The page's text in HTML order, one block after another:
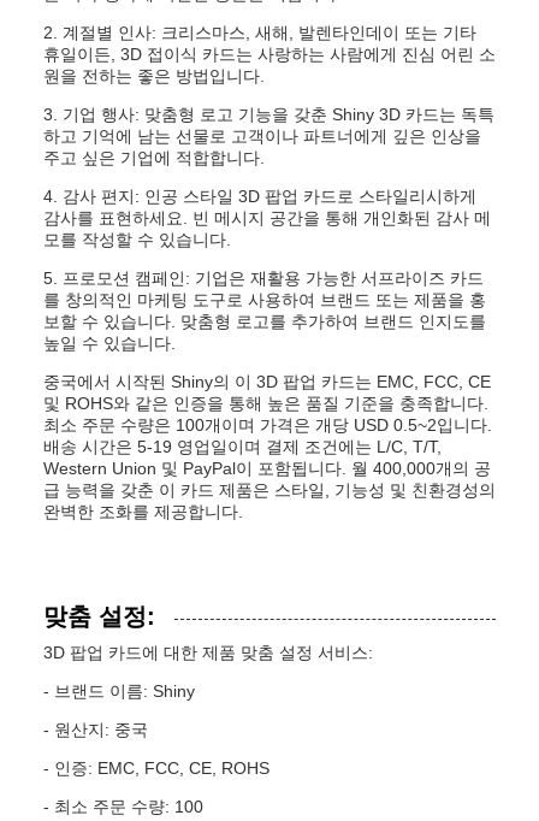
2. 계절별 인사: 크리스마스, 새해, 발렌타인데이 또는 기타
휴일이든, 3D 접이식 카드는 사랑하는 사람에게 진심 어린 소
원을 전하는 좋은 방법입니다.
3. 기업 행사: 맞춤형 로고 기능을 갖춘 Shiny 3D 카드는 독특
하고 기억에 남는 선물로 고객이나 파트너에게 깊은 인상을
주고 싶은 기업에 적합합니다.
4. 감사 편지: 인공 스타일 3D 팝업 카드로 스타일리시하게
감사를 표현하세요. 빈 메시지 공간을 통해 개인화된 감사 메
모를 작성할 수 있습니다.
5. 프로모션 캠페인: 기업은 재활용 가능한 서프라이즈 카드
를 창의적인 마케팅 도구로 사용하여 브랜드 또는 제품을 홍
보할 수 있습니다. 맞춤형 로고를 추가하여 브랜드 인지도를
높일 수 있습니다.
중국에서 시작된 Shiny의 이 3D 팝업 카드는 EMC, FCC, CE
및 ROHS와 같은 인증을 통해 높은 품질 기준을 충족합니다.
최소 주문 수량은 100개이며 가격은 개당 USD 0.5~2입니다.
배송 시간은 5-19 영업일이며 결제 조건에는 L/C, T/T,
Western Union 및 PayPal이 포함됩니다. 월 400,000개의 공
급 능력을 갖춘 이 카드 제품은 스타일, 기능성 및 친환경성의
완벽한 조화를 제공합니다.
맞춤 설정:
3D 팝업 카드에 대한 제품 맞춤 설정 서비스:
- 브랜드 이름: Shiny
- 원산지: 중국
- 인증: EMC, FCC, CE, ROHS
- 최소 주문 수량: 100